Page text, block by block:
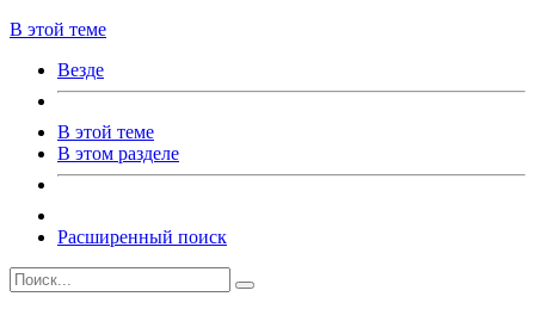
В этой теме
Везде
В этой теме
В этом разделе
Расширенный поиск